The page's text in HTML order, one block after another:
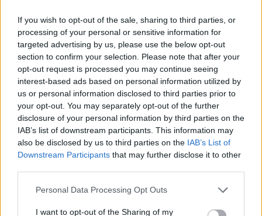
If you wish to opt-out of the sale, sharing to third parties, or
processing of your personal or sensitive information for
targeted advertising by us, please use the below opt-out
section to confirm your selection. Please note that after your
opt-out request is processed you may continue seeing
interest-based ads based on personal information utilized by
us or personal information disclosed to third parties prior to
your opt-out. You may separately opt-out of the further
disclosure of your personal information by third parties on the
IAB’s list of downstream participants. This information may
also be disclosed by us to third parties on the IAB’s List of
Downstream Participants that may further disclose it to other
Please note that this website/app uses one or more Google
not limited to your visit or usage behaviour. You may click to
Personal Data Processing Opt Outs
I want to opt-out of the Sharing of my
Lincoln Center, che ha raccolto tutto il lavoro
scenografico e stilistico in una serata di
celebrazione.
La serata ha confermato che, prima ancora
dell’uscita nelle sale italiane il 29 aprile 2026,
Diavolo veste Prada 2 è già un fenomeno che si
esprime anche attraverso il guardaroba. Tra
omaggi alla pellicola del 2006, scelte couture e la